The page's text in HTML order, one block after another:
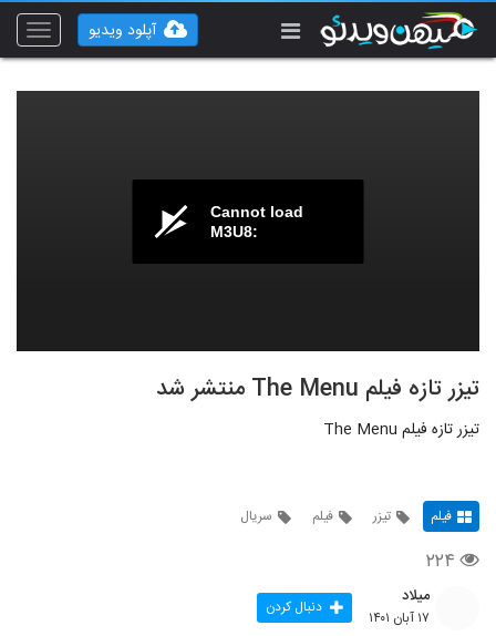
Toggle
آپلود ویدیو
Cannot load
M3U8:
تیزر تازه فیلم The Menu منتشر شد
تیزر تازه فیلم The Menu
فیلم تیزر فیلم سریال
۲۲۴
میلاد
۱۷ آبان ۱۴۰۱ دنبال کردن